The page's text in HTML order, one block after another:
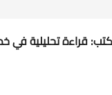
قراءة تحليلية في